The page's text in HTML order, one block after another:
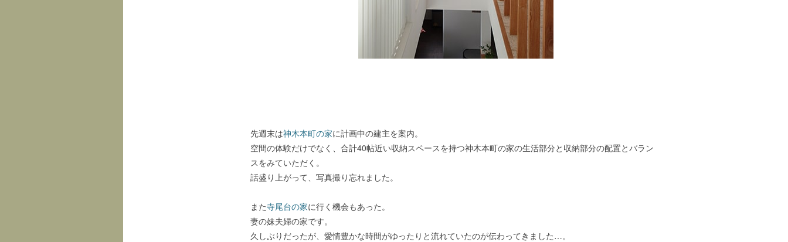
先週末は神木本町の家に計画中の建主を案内。
空間の体験だけでなく、合計40帖近い収納スペースを持つ神木本町の家の生活部分と収納部分の配置とバラン
スをみていただく。
話盛り上がって、写真撮り忘れました。
また寺尾台の家に行く機会もあった。
妻の妹夫婦の家です。
久しぶりだったが、愛情豊かな時間がゆったりと流れていたのが伝わってきました…。